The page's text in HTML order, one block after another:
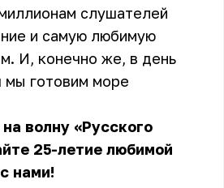
слушателей
и самую любимую
И, конечно же, в день
готовим море
волну «Русского
25-летие любимой
нами!